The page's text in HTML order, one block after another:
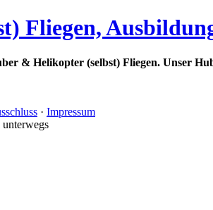
Fliegen,
& Helikopter (selbst) Fliegen. Unser
· Impressum